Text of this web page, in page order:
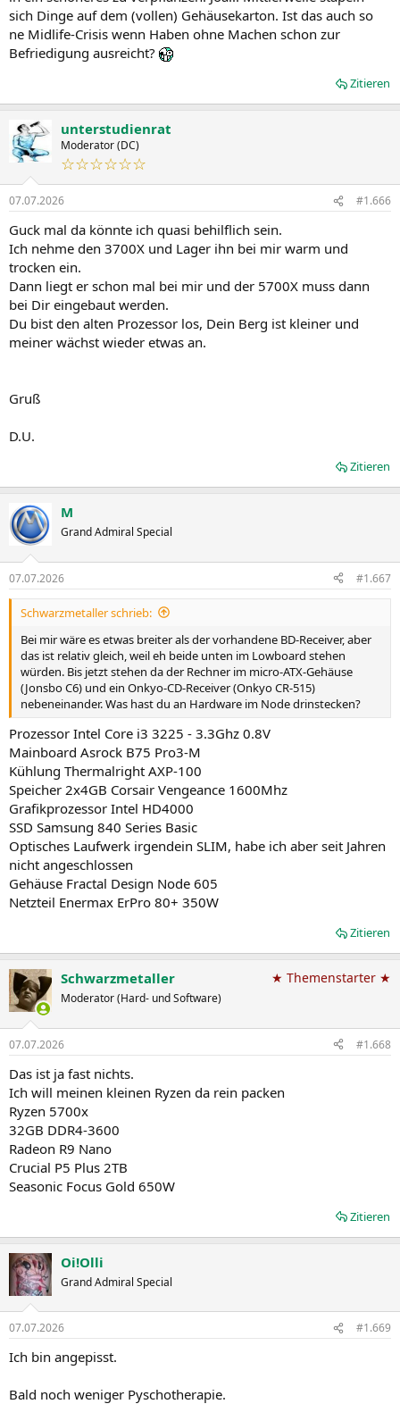
D.U.
sich Dinge auf dem (vollen) Gehäusekarton. Ist das auch so
ne Midlife-Crisis wenn Haben ohne Machen schon zur
Befriedigung ausreicht?
Zitieren
unterstudienrat
Moderator (DC)
☆☆☆☆☆☆
07.07.2026 #1.666
Guck mal da könnte ich quasi behilflich sein.
Ich nehme den 3700X und Lager ihn bei mir warm und
trocken ein.
Dann liegt er schon mal bei mir und der 5700X muss dann
bei Dir eingebaut werden.
Du bist den alten Prozessor los, Dein Berg ist kleiner und
meiner wächst wieder etwas an.
Gruß
D.U.
Zitieren
M
Grand Admiral Special
07.07.2026 #1.667
Schwarzmetaller schrieb:
Bei mir wäre es etwas breiter als der vorhandene BD-Receiver, aber
das ist relativ gleich, weil eh beide unten im Lowboard stehen
würden. Bis jetzt stehen da der Rechner im micro-ATX-Gehäuse
(Jonsbo C6) und ein Onkyo-CD-Receiver (Onkyo CR-515)
nebeneinander. Was hast du an Hardware im Node drinstecken?
Prozessor Intel Core i3 3225 - 3.3Ghz 0.8V
Mainboard Asrock B75 Pro3-M
Kühlung Thermalright AXP-100
Speicher 2x4GB Corsair Vengeance 1600Mhz
Grafikprozessor Intel HD4000
SSD Samsung 840 Series Basic
Optisches Laufwerk irgendein SLIM, habe ich aber seit Jahren
nicht angeschlossen
Gehäuse Fractal Design Node 605
Netzteil Enermax ErPro 80+ 350W
Zitieren
Schwarzmetaller
Moderator (Hard- und Software)
★ Themenstarter ★
07.07.2026 #1.668
Das ist ja fast nichts.
Ich will meinen kleinen Ryzen da rein packen
Ryzen 5700x
32GB DDR4-3600
Radeon R9 Nano
Crucial P5 Plus 2TB
Seasonic Focus Gold 650W
Zitieren
Oi!Olli
Grand Admiral Special
07.07.2026 #1.669
Ich bin angepisst.
Bald noch weniger Pyschotherapie.